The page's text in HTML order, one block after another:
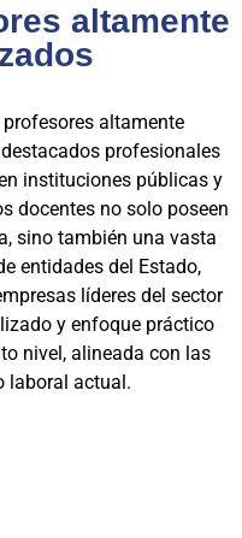
altamente
altamente
profesionales
instituciones públicas y
docentes no solo poseen
sino también una vasta
entidades del Estado,
líderes del sector
y enfoque práctico
nivel, alineada con las
laboral actual.